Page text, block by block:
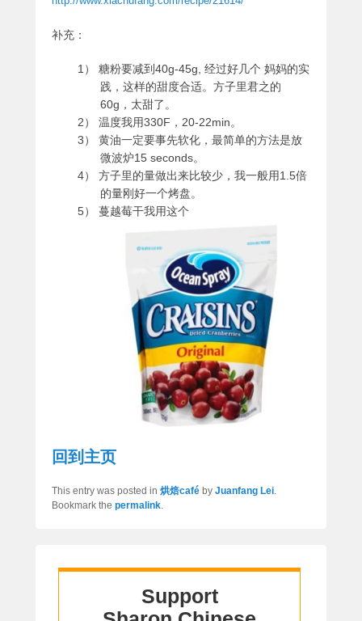
补充：
1） 糖粉要减到40g-45g, 经过好几个 妈妈的实
践，这样的甜度合适。方子里君之的
60g，太甜了。
2） 温度我用330F，20-22min。
3） 黄油一定要事先软化，最简单的方法是放
微波炉15 seconds。
4） 方子里的量做出来比较少，我一般用1.5倍
的量刚好一个烤盘。
5） 蔓越莓干我用这个
回到主页
This entry was posted in 烘焙café by Juanfang Lei
Bookmark the permalink